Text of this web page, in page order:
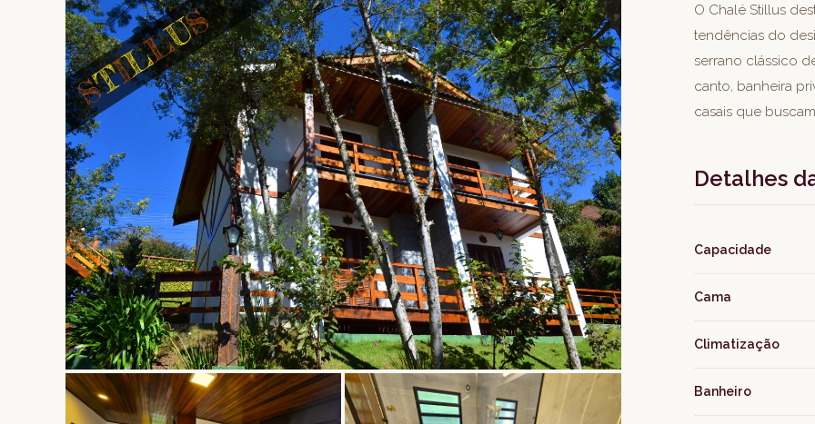
O Chalé Stillus
tendências do
serrano clássico
canto, banheira
casais que
Detalhes
Capacidade
Cama
Climatização
Banheiro